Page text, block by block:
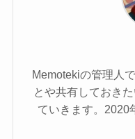
Memotekiの管理人
とや共有しておき
ていきます。2020